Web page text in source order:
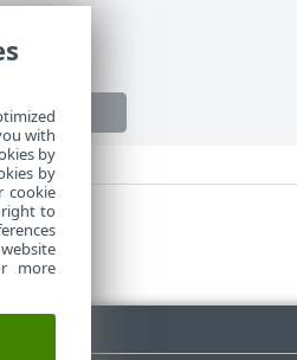
with
by
by
cookie
right to
more